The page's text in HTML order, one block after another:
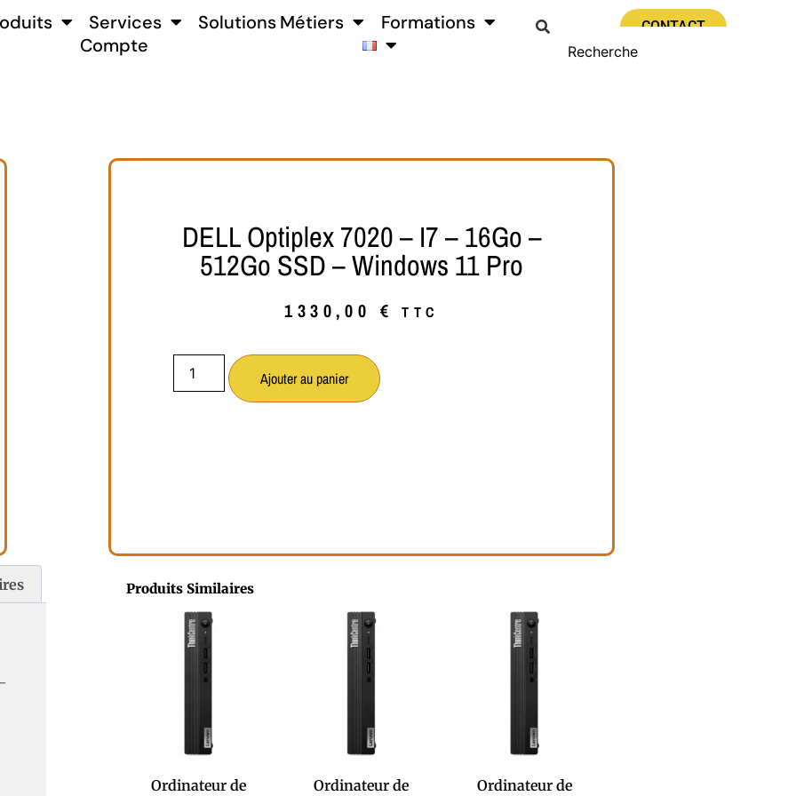
Services Solutions Métiers
Formations
Compte
CONTACT
DELL Optiplex 7020 – I7 – 16Go –
512Go SSD – Windows 11 Pro
1330,00 € TTC
Ajouter au panier
Produits Similaires
Ordinateur de
Ordinateur de
Ordinateur de